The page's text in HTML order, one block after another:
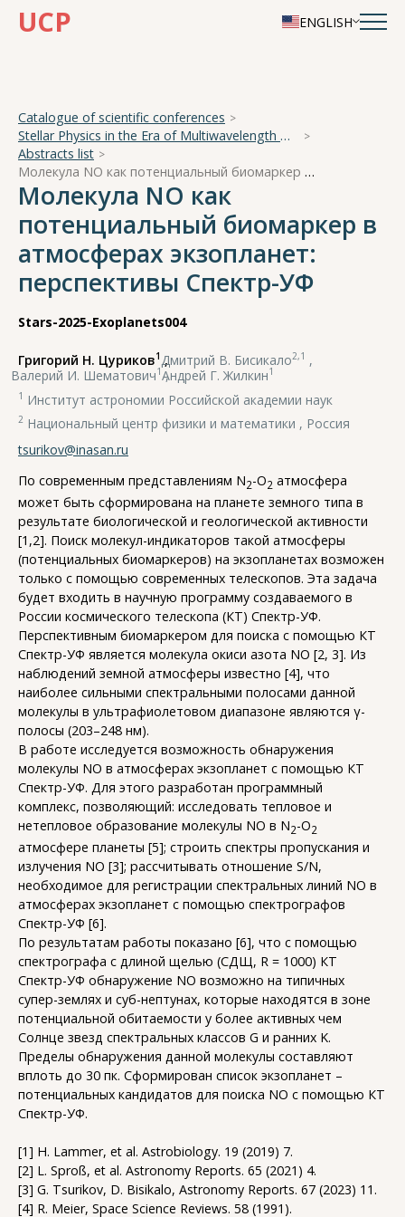
UCP ENGLISH
Catalogue of scientific conferences
Stellar Physics in the Era of Multiwavelength Observations
Abstracts list
Молекула NO как потенциальный биомаркер в атмосферах экзопланет: перспективы Спектр-УФ
Молекула NO как
потенциальный биомаркер в
атмосферах экзопланет:
перспективы Спектр-УФ
Stars-2025-Exoplanets004
Григорий Н. Цуриков1,
Дмитрий В. Бисикало2,1 ,
Валерий И. Шематович1,
Андрей Г. Жилкин1
1 Институт астрономии Российской академии наук
2 Национальный центр физики и математики , Россия
tsurikov@inasan.ru
По современным представлениям N2-O2 атмосфера
может быть сформирована на планете земного типа в
результате биологической и геологической активности
[1,2]. Поиск молекул-индикаторов такой атмосферы
(потенциальных биомаркеров) на экзопланетах возможен
только с помощью современных телескопов. Эта задача
будет входить в научную программу создаваемого в
России космического телескопа (КТ) Спектр-УФ.
Перспективным биомаркером для поиска с помощью КТ
Спектр-УФ является молекула окиси азота NO [2, 3]. Из
наблюдений земной атмосферы известно [4], что
наиболее сильными спектральными полосами данной
молекулы в ультрафиолетовом диапазоне являются γ-
полосы (203–248 нм).
В работе исследуется возможность обнаружения
молекулы NO в атмосферах экзопланет с помощью КТ
Спектр-УФ. Для этого разработан программный
комплекс, позволяющий: исследовать тепловое и
нетепловое образование молекулы NO в N2-O2
атмосфере планеты [5]; строить спектры пропускания и
излучения NO [3]; рассчитывать отношение S/N,
необходимое для регистрации спектральных линий NO в
атмосферах экзопланет с помощью спектрографов
Спектр-УФ [6].
По результатам работы показано [6], что с помощью
спектрографа с длиной щелью (СДЩ, R = 1000) КТ
Спектр-УФ обнаружение NO возможно на типичных
супер-землях и суб-нептунах, которые находятся в зоне
потенциальной обитаемости у более активных чем
Солнце звезд спектральных классов G и ранних K.
Пределы обнаружения данной молекулы составляют
вплоть до 30 пк. Сформирован список экзопланет –
потенциальных кандидатов для поиска NO с помощью КТ
Спектр-УФ.
[1] H. Lammer, et al. Astrobiology. 19 (2019) 7.
[2] L. Sproß, et al. Astronomy Reports. 65 (2021) 4.
[3] G. Tsurikov, D. Bisikalo, Astronomy Reports. 67 (2023) 11.
[4] R. Meier, Space Science Reviews. 58 (1991).